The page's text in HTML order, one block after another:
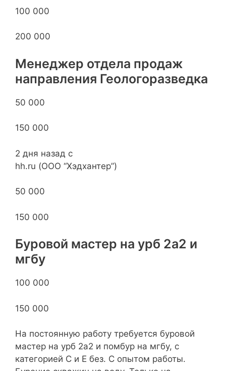
100 000
200 000
Менеджер отдела продаж
направления Геологоразведка
50 000
150 000
2 дня назад с
hh.ru (ООО “Хэдхантер”)
50 000
150 000
Буровой мастер на урб 2а2 и
мгбу
100 000
150 000
На постоянную работу требуется буровой
мастер на урб 2а2 и помбур на мгбу, с
категорией С и Е без. С опытом работы.